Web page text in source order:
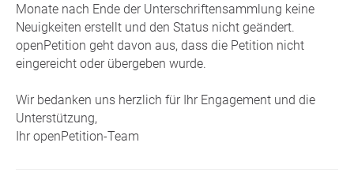
Monate nach Ende der Unterschriftensammlung keine
Neuigkeiten erstellt und den Status nicht geändert.
openPetition geht davon aus, dass die Petition nicht
eingereicht oder übergeben wurde.
Wir bedanken uns herzlich für Ihr Engagement und die
Unterstützung,
Ihr openPetition-Team